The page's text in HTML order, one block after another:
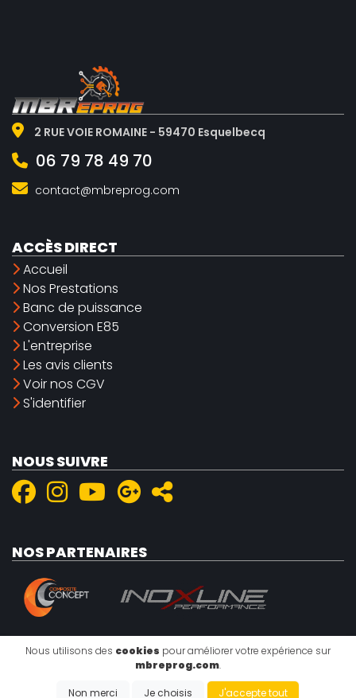
2 RUE VOIE ROMAINE - 59470 Esquelbecq
06 79 78 49 70
contact@mbreprog.com
ACCÈS DIRECT
Accueil
Nos Prestations
Banc de puissance
Conversion E85
L'entreprise
Les avis clients
Voir nos CGV
S'identifier
NOUS SUIVRE
NOS PARTENAIRES
|Politique de confidentialité
- Réalisé parEMIPROD
Nous utilisons des cookies pour améliorer votre expérience sur
mbreprog.com.
Non merci Je choisis J'accepte tout